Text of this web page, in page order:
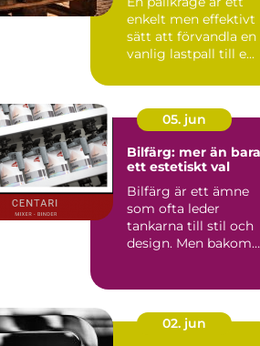
enkelt men effektivt
sätt att förvandla en
vanlig lastpall till e...
05. jun
Bilfärg: mer än bara
ett estetiskt val
Bilfärg är ett ämne
som ofta leder
tankarna till stil och
design. Men bakom
02. jun